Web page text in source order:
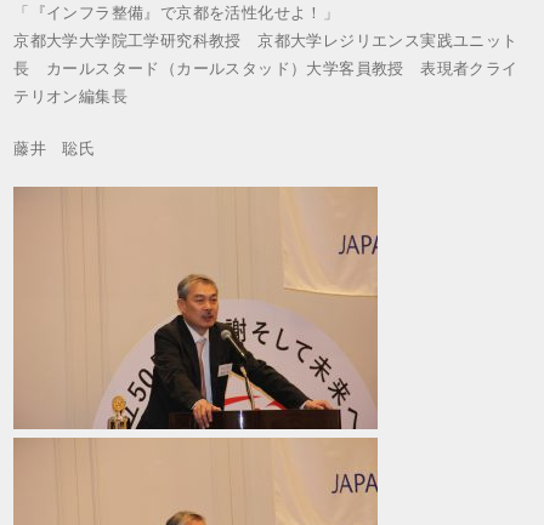
「『インフラ整備』で京都を活性化せよ！」
京都大学大学院工学研究科教授 京都大学レジリエンス実践ユニット
長 カールスタード（カールスタッド）大学客員教授 表現者クライ
テリオン編集長
藤井 聡氏